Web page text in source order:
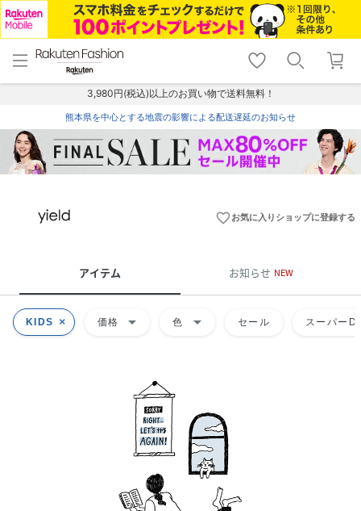
menu home
トップ
shopping_cart lock_outline
ログイン
3,980円(税込)以上のお買い物で送料無料！
熊本県を中心とする地震の影響による配送遅延のお知らせ
favorite_borderお気に入りショップに登録する
アイテム お知らせ NEW
KIDS 価格 arrow_drop_down 色 arrow_drop_down セール スーパー